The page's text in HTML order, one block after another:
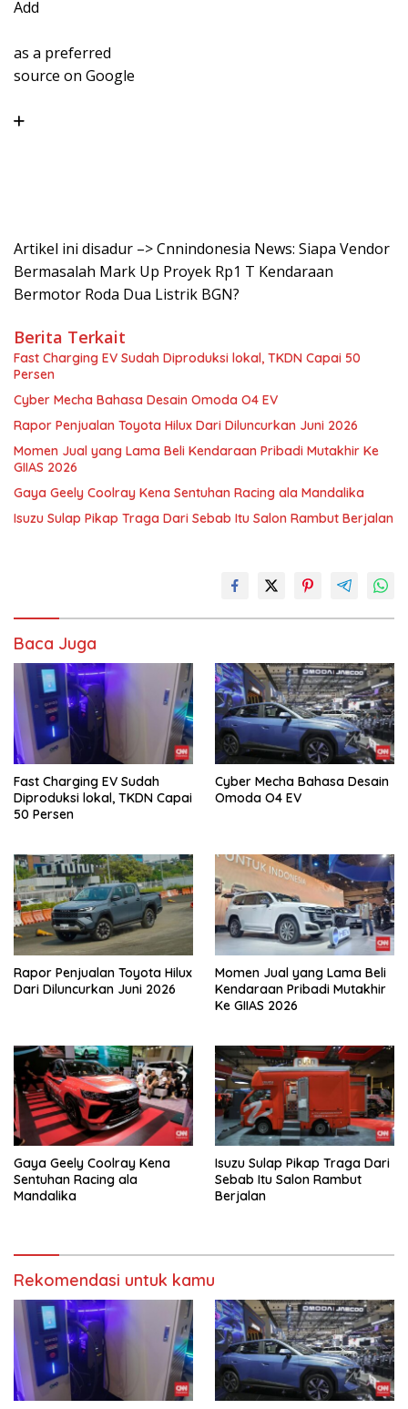
Add
as a preferred
source on Google
Artikel ini disadur –> Cnnindonesia News: Siapa Vendor
Bermasalah Mark Up Proyek Rp1 T Kendaraan
Bermotor Roda Dua Listrik BGN?
Berita Terkait
Fast Charging EV Sudah Diproduksi lokal, TKDN Capai 50
Persen
Cyber Mecha Bahasa Desain Omoda O4 EV
Rapor Penjualan Toyota Hilux Dari Diluncurkan Juni 2026
Momen Jual yang Lama Beli Kendaraan Pribadi Mutakhir Ke
GIIAS 2026
Gaya Geely Coolray Kena Sentuhan Racing ala Mandalika
Isuzu Sulap Pikap Traga Dari Sebab Itu Salon Rambut Berjalan
Baca Juga
Fast Charging EV Sudah
Diproduksi lokal, TKDN Capai
50 Persen
Cyber Mecha Bahasa Desain
Omoda O4 EV
Rapor Penjualan Toyota Hilux
Dari Diluncurkan Juni 2026
Momen Jual yang Lama Beli
Kendaraan Pribadi Mutakhir
Ke GIIAS 2026
Gaya Geely Coolray Kena
Sentuhan Racing ala
Mandalika
Isuzu Sulap Pikap Traga Dari
Sebab Itu Salon Rambut
Berjalan
Rekomendasi untuk kamu